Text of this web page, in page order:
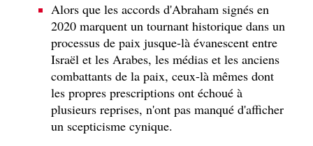
Alors que les accords d'Abraham signés en
2020 marquent un tournant historique dans un
processus de paix jusque-là évanescent entre
Israël et les Arabes, les médias et les anciens
combattants de la paix, ceux-là mêmes dont
les propres prescriptions ont échoué à
plusieurs reprises, n'ont pas manqué d'afficher
un scepticisme cynique.